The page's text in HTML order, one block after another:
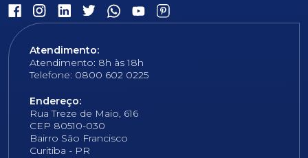
Atendimento:
Atendimento: 8h às 18h
Telefone: 0800 602 0225
Endereço:
Rua Treze de Maio, 616
CEP 80510-030
Bairro São Francisco
Curitiba - PR